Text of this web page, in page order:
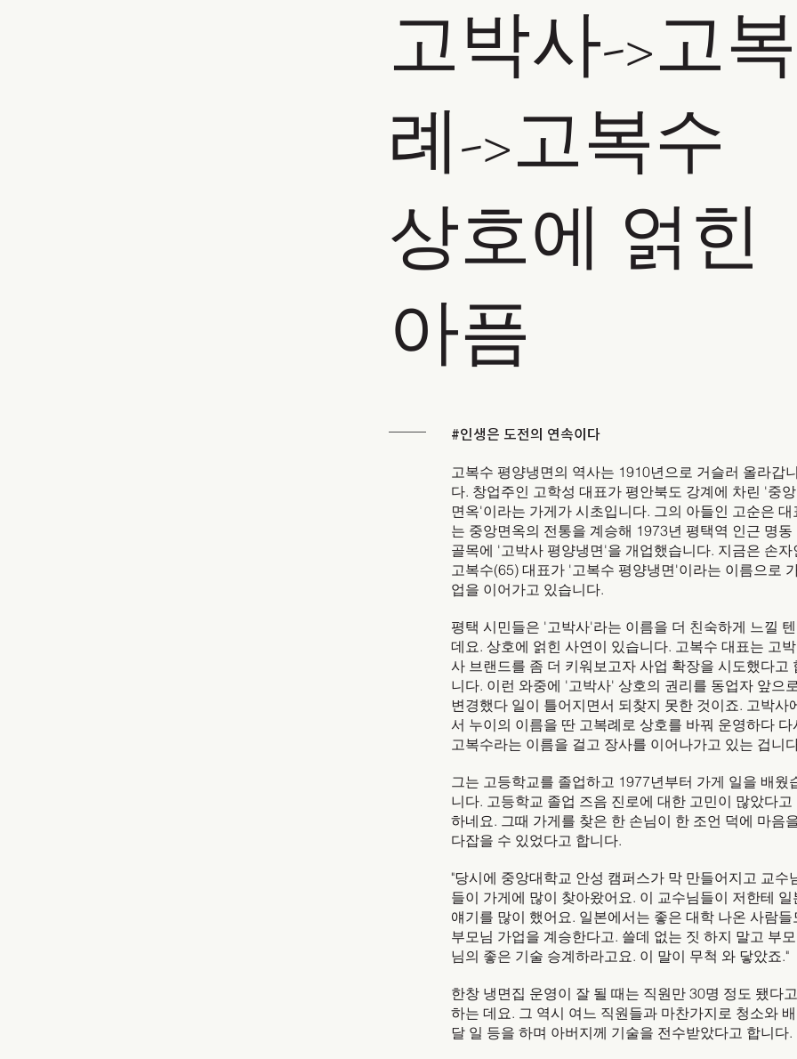
고박사->고복
례->고복수
상호에 얽힌
아픔
#인생은 도전의 연속이다
고복수 평양냉면의 역사는 1910년으로 거슬러 올라갑
다. 창업주인 고학성 대표가 평안북도 강계에 차린 '중앙
면옥'이라는 가게가 시초입니다. 그의 아들인 고순은 대
는 중앙면옥의 전통을 계승해 1973년 평택역 인근 명동
골목에 '고박사 평양냉면'을 개업했습니다. 지금은 손자
고복수(65) 대표가 '고복수 평양냉면'이라는 이름으로
업을 이어가고 있습니다.
평택 시민들은 '고박사'라는 이름을 더 친숙하게 느낄 텐
데요. 상호에 얽힌 사연이 있습니다. 고복수 대표는 고박
사 브랜드를 좀 더 키워보고자 사업 확장을 시도했다고
니다. 이런 와중에 '고박사' 상호의 권리를 동업자 앞으
변경했다 일이 틀어지면서 되찾지 못한 것이죠. 고박사
서 누이의 이름을 딴 고복례로 상호를 바꿔 운영하다 다
고복수라는 이름을 걸고 장사를 이어나가고 있는 겁니
그는 고등학교를 졸업하고 1977년부터 가게 일을 배웠
니다. 고등학교 졸업 즈음 진로에 대한 고민이 많았다고
하네요. 그때 가게를 찾은 한 손님이 한 조언 덕에 마음
다잡을 수 있었다고 합니다.
"당시에 중앙대학교 안성 캠퍼스가 막 만들어지고 교수
들이 가게에 많이 찾아왔어요. 이 교수님들이 저한테 일
얘기를 많이 했어요. 일본에서는 좋은 대학 나온 사람들
부모님 가업을 계승한다고. 쓸데 없는 짓 하지 말고 부모
님의 좋은 기술 승계하라고요. 이 말이 무척 와 닿았죠."
한창 냉면집 운영이 잘 될 때는 직원만 30명 정도 됐다고
하는 데요. 그 역시 여느 직원들과 마찬가지로 청소와 배
달 일 등을 하며 아버지께 기술을 전수받았다고 합니다.